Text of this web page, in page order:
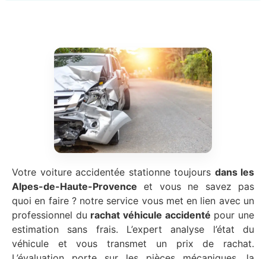
Votre voiture accidentée stationne toujours dans les
Alpes-de-Haute-Provence et vous ne savez pas
quoi en faire ? notre service vous met en lien avec un
professionnel du rachat véhicule accidenté pour une
estimation sans frais. L’expert analyse l’état du
véhicule et vous transmet un prix de rachat.